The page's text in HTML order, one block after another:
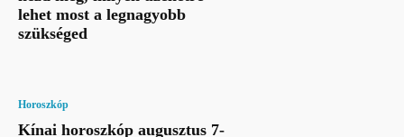
lehet most a legnagyobb
szükséged
Horoszkóp
Kínai horoszkóp augusztus 7-